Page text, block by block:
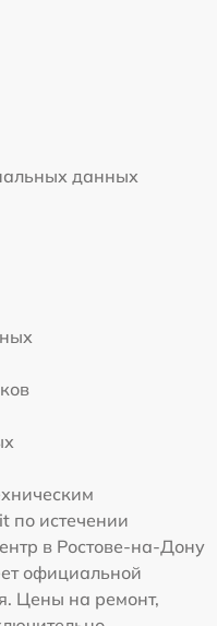
данных
по истечении
в Ростове-на-Дону
официальной
Цены на ремонт,